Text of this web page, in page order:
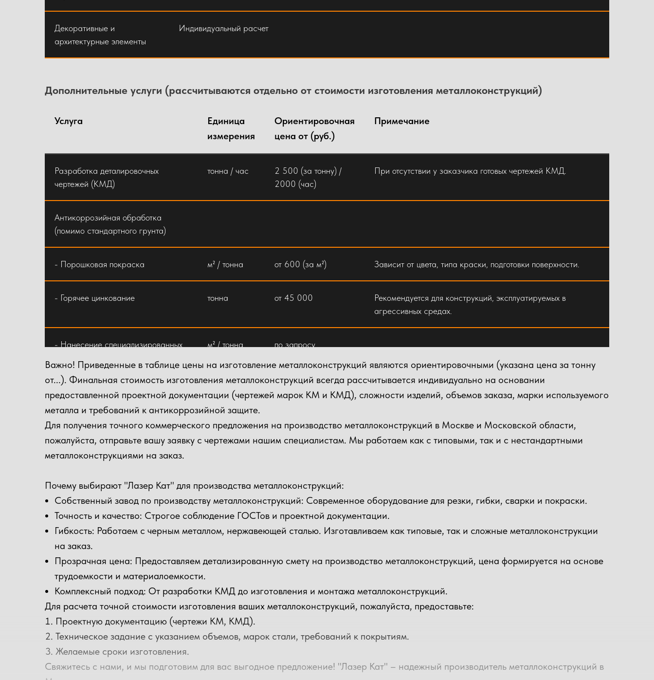
Ограждения (лестничные,
Без учета стоимости покрытия (поликарбонат, профлист и т.д.).
Нестандартные
металлоконструкции
Индивидуальный расчет
По чертежам заказчика. Стоимость изготовления металлоконструкций
Закладные детали
Декоративные и
архитектурные элементы
Индивидуальный расчет
Дополнительные услуги (рассчитываются отдельно от стоимости изготовления металлоконструкций)
Услуга
Единица
измерения
Ориентировочная
цена от (руб.)
Примечание
Разработка деталировочных
чертежей (КМД)
тонна / час
2 500 (за тонну) /
2000 (час)
При отсутствии у заказчика готовых чертежей КМД.
Антикоррозийная обработка
(помимо стандартного грунта)
- Порошковая покраска м² / тонна от 600 (за м²) Зависит от цвета, типа краски, подготовки поверхности.
- Горячее цинкование тонна от 45 000
Рекомендуется для конструкций, эксплуатируемых в
агрессивных средах.
- Нанесение специализированных
м² / тонна по запросу
Изготовление и монтаж
металлоконструкций (услуга "под
Индивидуальный
Стоимость изготовления и монтажа металлоконструкций
(силами "Лазер Кат" или
Доставка металлоконструкций по
тонна-км
по тарифам ТК
Важно! Приведенные в таблице цены на изготовление металлоконструкций являются ориентировочными (указана цена за тонну
от...). Финальная стоимость изготовления металлоконструкций всегда рассчитывается индивидуально на основании
предоставленной проектной документации (чертежей марок КМ и КМД), сложности изделий, объемов заказа, марки используемого
металла и требований к антикоррозийной защите.
Для получения точного коммерческого предложения на производство металлоконструкций в Москве и Московской области,
пожалуйста, отправьте вашу заявку с чертежами нашим специалистам. Мы работаем как с типовыми, так и с нестандартными
металлоконструкциями на заказ.
Почему выбирают "Лазер Кат" для производства металлоконструкций:
Собственный завод по производству металлоконструкций: Современное оборудование для резки, гибки, сварки и покраски.
Точность и качество: Строгое соблюдение ГОСТов и проектной документации.
Гибкость: Работаем с черным металлом, нержавеющей сталью. Изготавливаем как типовые, так и сложные металлоконструкции
на заказ.
Прозрачная цена: Предоставляем детализированную смету на производство металлоконструкций, цена формируется на основе
трудоемкости и материалоемкости.
Комплексный подход: От разработки КМД до изготовления и монтажа металлоконструкций.
Для расчета точной стоимости изготовления ваших металлоконструкций, пожалуйста, предоставьте:
Проектную документацию (чертежи КМ, КМД).
Техническое задание с указанием объемов, марок стали, требований к покрытиям.
Желаемые сроки изготовления.
Свяжитесь с нами, и мы подготовим для вас выгодное предложение! "Лазер Кат" – надежный производитель металлоконструкций в